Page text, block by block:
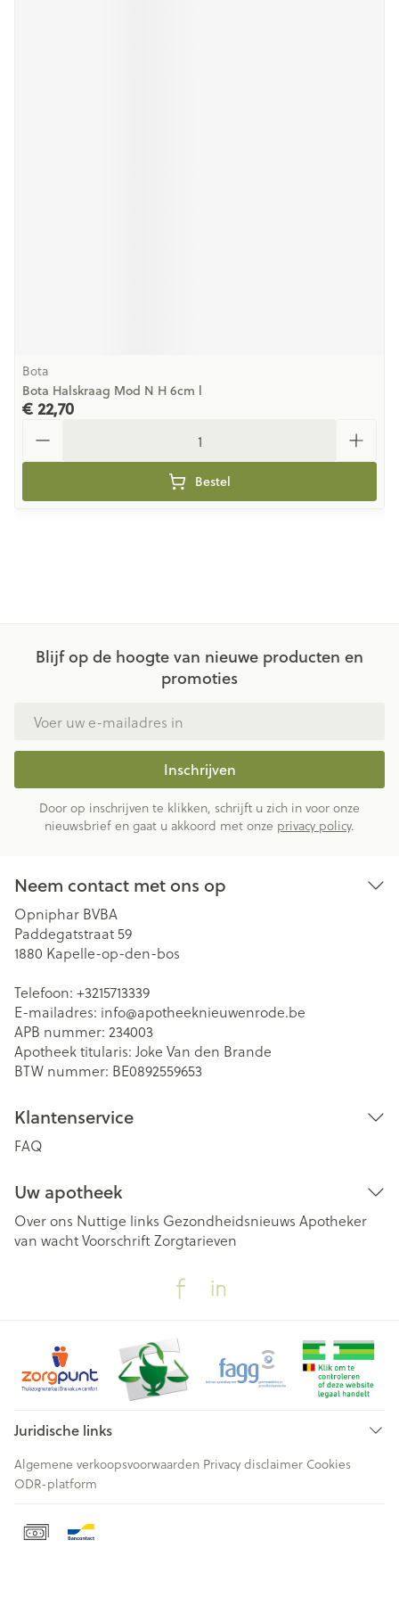
Bota
Bota Halskraag Mod N H 6cm l
€ 22,70
Bestel
Blijf op de hoogte van nieuwe producten en
promoties
Inschrijven
Door op inschrijven te klikken, schrijft u zich in voor onze
nieuwsbrief en gaat u akkoord met onze privacy policy.
Neem contact met ons op
Opniphar BVBA
Paddegatstraat 59
1880 Kapelle-op-den-bos
Telefoon: +3215713339
E-mailadres: info@apotheeknieuwenrode.be
APB nummer: 234003
Apotheek titularis: Joke Van den Brande
BTW nummer: BE0892559653
Klantenservice
FAQ
Uw apotheek
Over ons Nuttige links Gezondheidsnieuws Apotheker
van wachtVoorschriftZorgtarieven
Juridische links
Algemene verkoopsvoorwaarden Privacy disclaimer Cookies
ODR-platform